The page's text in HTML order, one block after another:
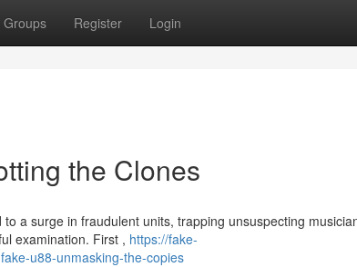
Groups Register Login
the Clones
a surge in fraudulent units, trapping unsuspecting
examination. First , https://fake-
u88-unmasking-the-copies